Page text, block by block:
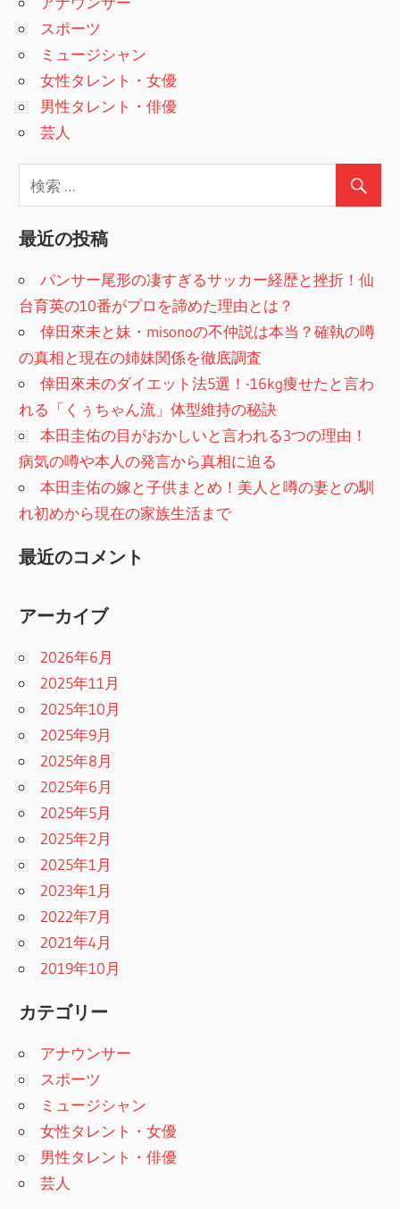
スポーツ
ミュージシャン
女性タレント・女優
男性タレント・俳優
芸人
最近の投稿
パンサー尾形の凄すぎるサッカー経歴と挫折！仙
台育英の10番がプロを諦めた理由とは？
倖田來未と妹・misonoの不仲説は本当？確執の噂
の真相と現在の姉妹関係を徹底調査
倖田來未のダイエット法5選！-16kg痩せたと言わ
れる「くぅちゃん流」体型維持の秘訣
本田圭佑の目がおかしいと言われる3つの理由！
病気の噂や本人の発言から真相に迫る
本田圭佑の嫁と子供まとめ！美人と噂の妻との馴
れ初めから現在の家族生活まで
最近のコメント
アーカイブ
2026年6月
2025年11月
2025年10月
2025年9月
2025年8月
2025年6月
2025年5月
2025年2月
2025年1月
2023年1月
2022年7月
2021年4月
2019年10月
カテゴリー
アナウンサー
スポーツ
ミュージシャン
女性タレント・女優
男性タレント・俳優
芸人